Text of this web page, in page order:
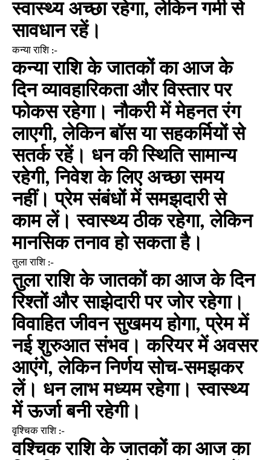
स्वास्थ्य अच्छा रहेगा, लेकिन गर्मी से
सावधान रहें।
कन्या राशि :-
कन्या राशि के जातकों का आज के
दिन व्यावहारिकता और विस्तार पर
फोकस रहेगा। नौकरी में मेहनत रंग
लाएगी, लेकिन बॉस या सहकर्मियों से
सतर्क रहें। धन की स्थिति सामान्य
रहेगी, निवेश के लिए अच्छा समय
नहीं। प्रेम संबंधों में समझदारी से
काम लें। स्वास्थ्य ठीक रहेगा, लेकिन
मानसिक तनाव हो सकता है।
तुला राशि :-
तुला राशि के जातकों का आज के दिन
रिश्तों और साझेदारी पर जोर रहेगा।
विवाहित जीवन सुखमय होगा, प्रेम में
नई शुरुआत संभव। करियर में अवसर
आएंगे, लेकिन निर्णय सोच-समझकर
लें। धन लाभ मध्यम रहेगा। स्वास्थ्य
में ऊर्जा बनी रहेगी।
वृश्चिक राशि :-
वश्चिक राशि के जातकों का आज का